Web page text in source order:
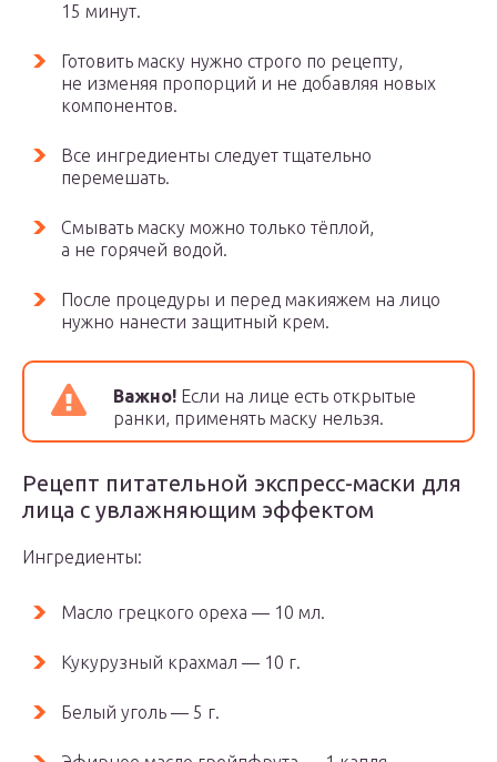
15 минут.
Готовить маску нужно строго по рецепту,
не изменяя пропорций и не добавляя новых
компонентов.
Все ингредиенты следует тщательно
перемешать.
Смывать маску можно только тёплой,
а не горячей водой.
После процедуры и перед макияжем на лицо
нужно нанести защитный крем.
Важно! Если на лице есть открытые
ранки, применять маску нельзя.
Рецепт питательной экспресс-маски для
лица с увлажняющим эффектом
Ингредиенты:
Масло грецкого ореха — 10 мл.
Кукурузный крахмал — 10 г.
Белый уголь — 5 г.